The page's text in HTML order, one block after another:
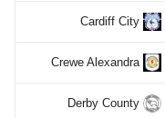
Cardiff City
Crewe Alexandra
Derby County